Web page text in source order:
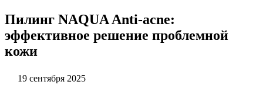
Пилинг NAQUA Anti-acne:
эффективное решение проблемной
кожи
19 сентября 2025